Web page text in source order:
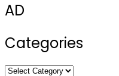
AD
Categories
Categories